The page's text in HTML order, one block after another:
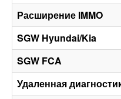
Расширение IMMO
SGW Hyundai/Kia
SGW FCA
Удаленная